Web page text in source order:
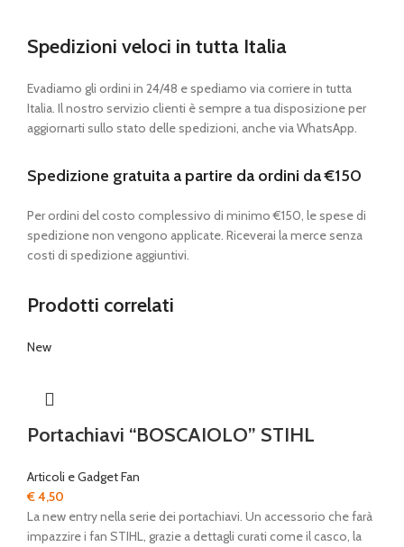
Spedizioni veloci in tutta Italia
Evadiamo gli ordini in 24/48 e spediamo via corriere in tutta
Italia. Il nostro servizio clienti è sempre a tua disposizione per
aggiornarti sullo stato delle spedizioni, anche via WhatsApp.
Spedizione gratuita a partire da ordini da €150
Per ordini del costo complessivo di minimo €150, le spese di
spedizione non vengono applicate. Riceverai la merce senza
costi di spedizione aggiuntivi.
Prodotti correlati
New
Portachiavi “BOSCAIOLO” STIHL
Articoli e Gadget Fan
€4,50
La new entry nella serie dei portachiavi. Un accessorio che farà
impazzire i fan STIHL, grazie a dettagli curati come il casco, la